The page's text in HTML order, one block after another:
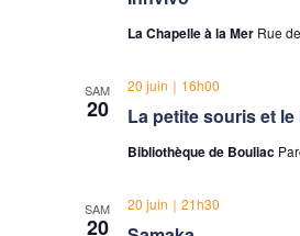
La Chapelle à la Mer Rue
SAM
20 La petite souris et
20 juin｜16h00
Bibliothèque de Bouliac
SAM
20
20 juin｜21h30